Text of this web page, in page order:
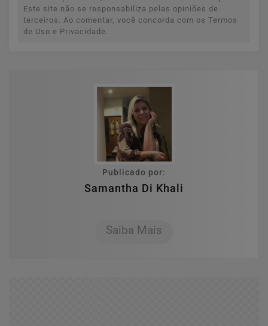
Este site não se responsabiliza pelas opiniões de
terceiros. Ao comentar, você concorda com os Termos
de Uso e Privacidade.
Publicado por:
Samantha Di Khali
Saiba Mais